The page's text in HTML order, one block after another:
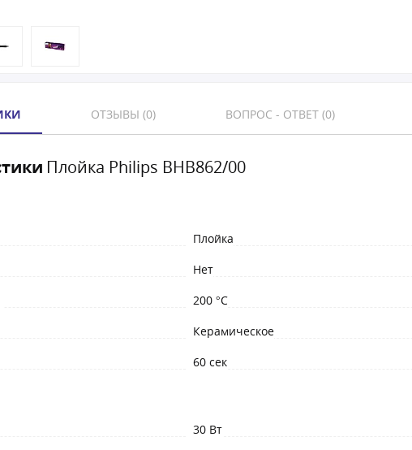
ОТЗЫВЫ (0) ВОПРОС - ОТВЕТ (0)
Плойка Philips BHB862/00
Плойка
Нет
200 °C
Керамическое
60 сек
30 Вт